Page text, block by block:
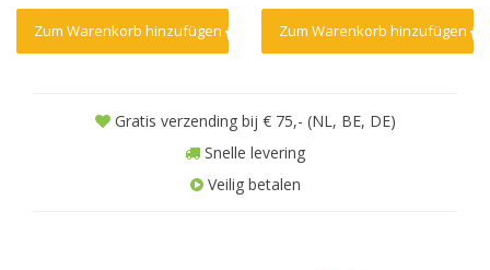
Zum Warenkorb hinzufügen Zum Warenkorb hinzufügen
Gratis verzending bij € 75,- (NL, BE, DE)
Snelle levering
Veilig betalen